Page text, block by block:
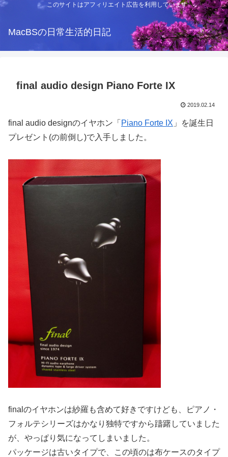
このサイトはアフィリエイト広告を利用しています
MacBSの日常生活的日記
final audio design Piano Forte IX
2019.02.14
final audio designのイヤホン「 Piano Forte IX 」を誕生日
プレゼント(の前倒し)で入手しました。
finalのイヤホンは紗羅も含めて好きですけども、ピアノ・
フォルテシリーズはかなり独特ですから躊躇していました
が、やっぱり気になってしまいました。
パッケージは古いタイプで、この頃のは布ケースのタイプ